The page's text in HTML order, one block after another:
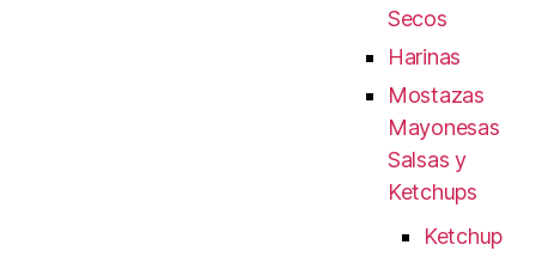
Secos
Harinas
Mostazas
Mayonesas
Salsas y
Ketchups
Ketchup